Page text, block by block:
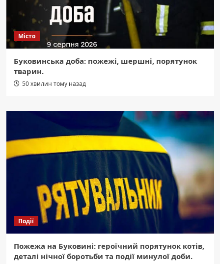
Місто
Буковинська доба: пожежі, шершні, порятунок
тварин.
50 хвилин тому назад
Події
Пожежа на Буковині: героїчний порятунок котів,
деталі нічної боротьби та події минулої доби.